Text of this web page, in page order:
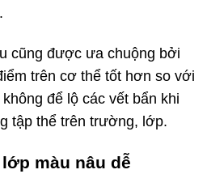
cũng được ưa chuộng bởi
trên cơ thể tốt hơn so với
để lộ các vết bẩn khi
tập thể trên trường, lớp.
màu nâu dễ